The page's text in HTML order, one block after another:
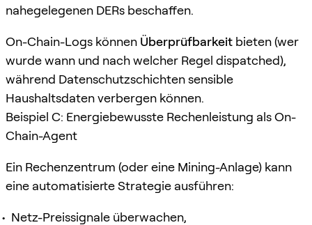
nahegelegenen DERs beschaffen.
On-Chain-Logs können Überprüfbarkeit bieten (wer
wurde wann und nach welcher Regel dispatched),
während Datenschutzschichten sensible
Haushaltsdaten verbergen können.
Beispiel C: Energiebewusste Rechenleistung als On-
Chain-Agent
Ein Rechenzentrum (oder eine Mining-Anlage) kann
eine automatisierte Strategie ausführen:
Netz-Preissignale überwachen,